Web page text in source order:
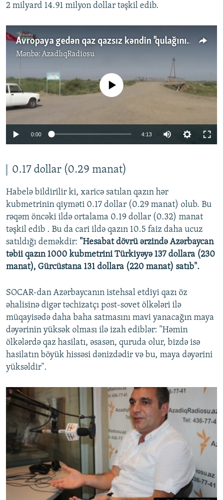
2 milyard 14.91 milyon dollar təşkil edib.
Avropaya gedən qaz qazsız kəndin "qulağının" dibindən keçir
Mənbə: AzadlıqRadiosu
720p 1080p
No media source currently available
0:00 4:13
720p
1080p
0.17 dollar (0.29 manat)
Habelə bildirilir ki, xaricə satılan qazın hər
kubmetrinin qiyməti 0.17 dollar (0.29 manat) olub. Bu
rəqəm öncəki ildə ortalama 0.19 dollar (0.32) manat
təşkil edib . Bu da cari ildə qazın 10.5 faiz daha ucuz
satıldığı deməkdir: "Hesabat dövrü ərzində Azərbaycan
təbii qazın 1000 kubmetrini Türkiyəyə 137 dollara (230
manat), Gürcüstana 131 dollara (220 manat) satıb".
SOCAR-dan Azərbaycanın istehsal etdiyi qazı öz
əhalisinə digər təchizatçı post-sovet ölkələri ilə
müqayisədə daha baha satmasını mavi yanacağın maya
dəyərinin yüksək olması ilə izah ediblər: "Həmin
ölkələrdə qaz hasilatı, əsasən, quruda olur, bizdə isə
hasilatın böyük hissəsi dənizdədir və bu, maya dəyərini
yüksəldir".